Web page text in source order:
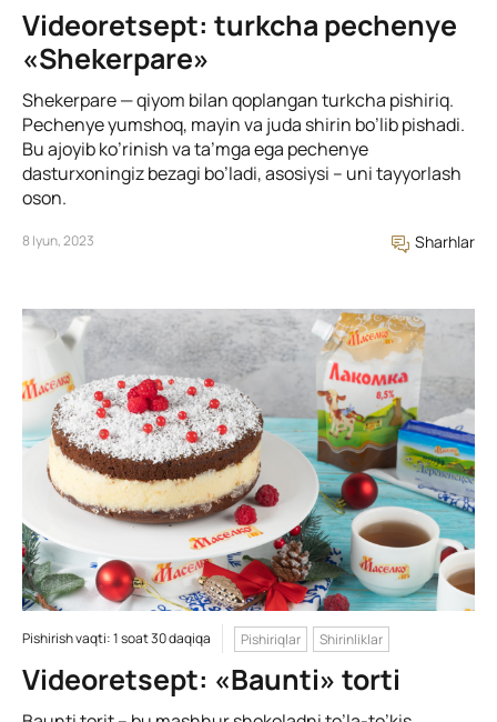
Videoretsept: turkcha pechenye
«Shekerpare»
Shekerpare — qiyom bilan qoplangan turkcha pishiriq.
Pechenye yumshoq, mayin va juda shirin bo’lib pishadi.
Bu ajoyib ko’rinish va ta’mga ega pechenye
dasturxoningiz bezagi bo’ladi, asosiysi – uni tayyorlash
oson.
8 Iyun, 2023 Sharhlar
Pishirish vaqti: 1 soat 30 daqiqa Pishiriqlar Shirinliklar
Videoretsept: «Baunti» torti